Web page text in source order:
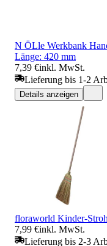
N ÖLle Werkbank
Länge: 420 mm
7,39 €inkl. MwSt.
Lieferung bis 1-2
Details anzeigen
floraworld Kinder-
7,99 €inkl. MwSt.
Lieferung bis 2-3